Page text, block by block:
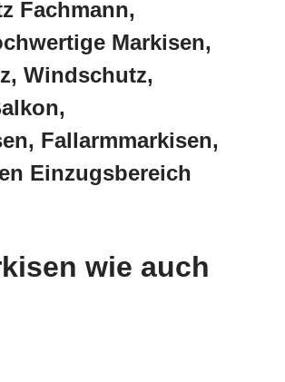
Fachmann,
Markisen,
Windschutz,
Fallarmmarkisen,
Einzugsbereich
wie auch